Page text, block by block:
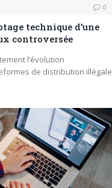
0
technique d’une
controversée
l’évolution
de distribution illégale